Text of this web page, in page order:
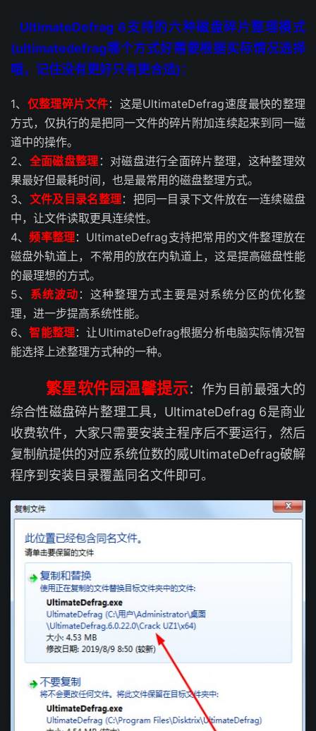
UltimateDefrag 6支持的六种磁盘碎片整理模式
(ultimatedefrag哪个方式好需要根据实际情况选择
哦，记住没有更好只有更合适)：
1、 仅整理碎片文件：这是UltimateDefrag速度最快的整理
方式，仅执行的是把同一文件的碎片附加连续起来到同一磁
道中的操作。
2、 全面磁盘整理 ：对磁盘进行全面碎片整理，这种整理效
果最好但最耗时间，也是最常用的磁盘整理方式。
3、 文件及目录名整理：把同一目录下文件放在一连续磁盘
中，让文件读取更具连续性。
4、频率整理：UltimateDefrag支持把常用的文件整理放在
磁盘外轨道上，不常用的放在内轨道上，这是提高磁盘性能
的最理想的方式。
5、 系统波动 ：这种整理方式主要是对系统分区的优化整
理，进一步提高系统性能。
6、智能整理：让UltimateDefrag根据分析电脑实际情况智
能选择上述整理方式种的一种。
繁星软件园温馨提示：作为目前最强大的
综合性磁盘碎片整理工具，UltimateDefrag 6是商业
收费软件，大家只需要安装主程序后不要运行，然后
复制航提供的对应系统位数的威UltimateDefrag破解
程序到安装目录覆盖同名文件即可。